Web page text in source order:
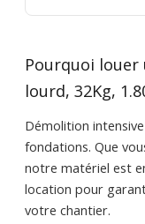
Pourquoi
lourd, 32Kg,
Démolition
fondations. Que
notre matériel est
location pour
votre chantier.